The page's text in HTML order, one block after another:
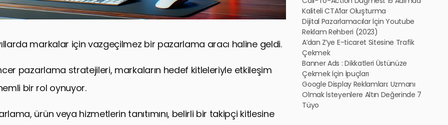
markalar için vazgeçilmez bir pazarlama aracı haline geldi.
pazarlama stratejileri, markaların hedef kitleleriyle etkileşim
bir rol oynuyor.
ürün veya hizmetlerin tanıtımını, belirli bir takipçi kitlesine
Kaliteli CTA’lar Oluşturma
Dijital Pazarlamacılar İçin Youtube
Reklam Rehberi (2023)
A’dan Z’ye E-ticaret Sitesine Trafik
Çekmek
Banner Ads : Dikkatleri Üstünüze
Çekmek İçin İpuçları
Google Display Reklamları: Uzmanı
Olmak İsteyenlere Altın Değerinde 7
Tüyo